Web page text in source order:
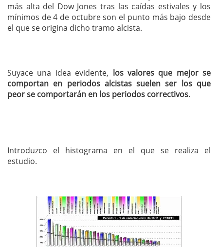
más alta del Dow Jones tras las caídas estivales y los
mínimos de 4 de octubre son el punto más bajo desde
el que se origina dicho tramo alcista.
Suyace una idea evidente, los valores que mejor se
comportan en periodos alcistas suelen ser los que
peor se comportarán en los periodos correctivos.
Introduzco el histograma en el que se realiza el
estudio.